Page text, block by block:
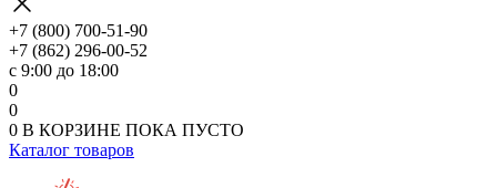
+7 (800) 700-51-90
+7 (862) 296-00-52
с 9:00 до 18:00
0
0
0 В КОРЗИНЕ ПОКА ПУСТО
Каталог товаров